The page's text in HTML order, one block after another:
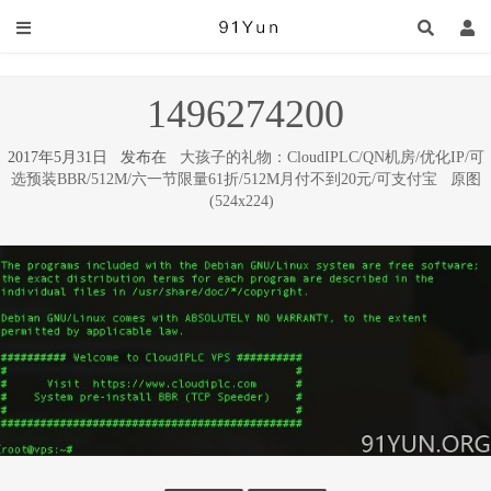
1496274200
2017年5月31日 发布在 大孩子的礼物：CloudIPLC/QN机房/优化IP/可
选预装BBR/512M/六一节限量61折/512M月付不到20元/可支付宝
原图
(524x224)